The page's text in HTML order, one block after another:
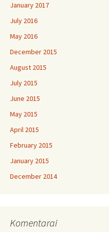
January 2017
July 2016
May 2016
December 2015
August 2015
July 2015
June 2015
May 2015
April 2015
February 2015
January 2015
December 2014
Komentarai